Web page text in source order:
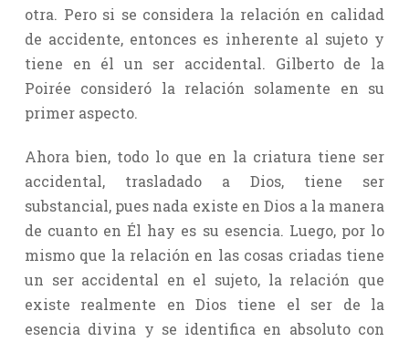
otra. Pero si se considera la relación en calidad
de accidente, entonces es inherente al sujeto y
tiene en él un ser accidental. Gilberto de la
Poirée consideró la relación solamente en su
primer aspecto.
Ahora bien, todo lo que en la criatura tiene ser
accidental, trasladado a Dios, tiene ser
substancial, pues nada existe en Dios a la manera
de cuanto en Él hay es su esencia. Luego, por lo
mismo que la relación en las cosas criadas tiene
un ser accidental en el sujeto, la relación que
existe realmente en Dios tiene el ser de la
esencia divina y se identifica en absoluto con